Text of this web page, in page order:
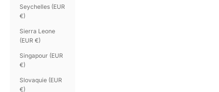
Seychelles (EUR
€)
Sierra Leone
(EUR €)
Singapour (EUR
€)
Slovaquie (EUR
€)